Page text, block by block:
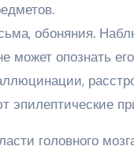
обоняния.
может опознать
эпилептические
головного